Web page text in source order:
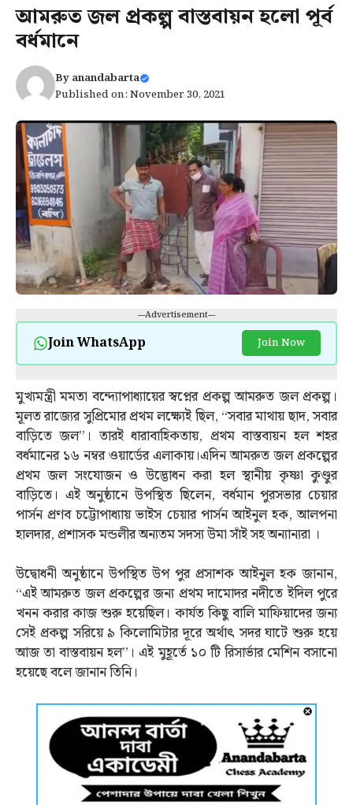
আমরুত জল প্রকল্প বাস্তবায়ন হলো পূর্ব
বর্ধমানে
Byanandabarta
Published on: November 30, 2021
---Advertisement---
Join WhatsApp Join Now
মুখ্যমন্ত্রী মমতা বন্দ্যোপাধ্যায়ের স্বপ্নের প্রকল্প আমরুত জল প্রকল্প।
মূলত রাজ্যের সুপ্রিমোর প্রথম লক্ষ্যেই ছিল, “সবার মাথায় ছাদ, সবার
বাড়িতে জল”। তারই ধারাবাহিকতায়, প্রথম বাস্তবায়ন হল শহর
বর্ধমানের ১৬ নম্বর ওয়ার্ডের এলাকায়।এদিন আমরুত জল প্রকল্পের
প্রথম জল সংযোজন ও উদ্ভোধন করা হল স্থানীয় কৃষ্ণা কুণ্ডুর
বাড়িতে। এই অনুষ্ঠানে উপস্থিত ছিলেন, বর্ধমান পুরসভার চেয়ার
পার্সন প্রণব চট্টোপাধ্যায় ভাইস চেয়ার পার্সন আইনুল হক, আলপনা
হালদার, প্রশাসক মন্ডলীর অন্যতম সদস্য উমা সাঁই সহ অন্যান্যরা ।
উদ্বোধনী অনুষ্ঠানে উপস্থিত উপ পুর প্রসাশক আইনুল হক জানান,
“এই আমরুত জল প্রকল্পের জন্য প্রথম দামোদর নদীতে ইদিল পুরে
খনন করার কাজ শুরু হয়েছিল। কার্যত কিছু বালি মাফিয়াদের জন্য
সেই প্রকল্প সরিয়ে ৯ কিলোমিটার দূরে অর্থাত্‍ সদর ঘাটে শুরু হয়ে
আজ তা বাস্তবায়ন হল”। এই মুহূর্তে ১০ টি রিসার্ভার মেশিন বসানো
হয়েছে বলে জানান তিনি।